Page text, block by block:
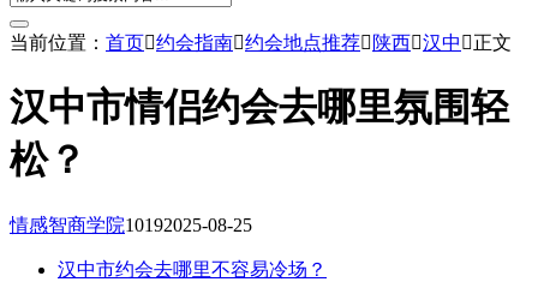
当前位置： 首页约会指南约会地点推荐 陕西汉中 正文
汉中市情侣约会去哪里氛围轻
松？
情感智商学院10192025-08-25
汉中市约会去哪里不容易冷场？